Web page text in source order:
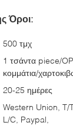
Όροι:
500 τμχ
1 τσάντα piece/
κομμάτια/
20-25 ημέρες
Western Union, T/
L/C, Paypal,